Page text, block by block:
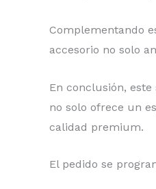
Complementando
accesorio no solo
En conclusión,
no solo ofrece un
calidad premium.
El pedido se